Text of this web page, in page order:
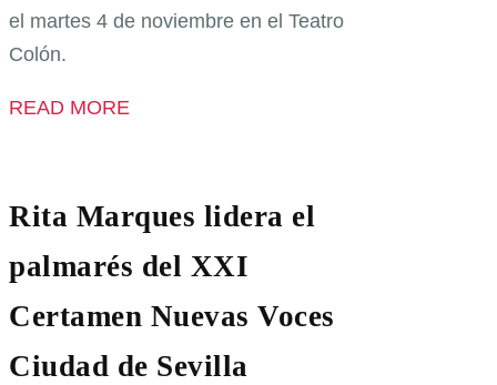
el martes 4 de noviembre en el Teatro
Colón.
READ MORE
Rita Marques lidera el
palmarés del XXI
Certamen Nuevas Voces
Ciudad de Sevilla